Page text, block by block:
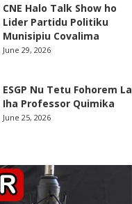
CNE Halo Talk Show ho
Lider Partidu Politiku
Munisipiu Covalima
June 29, 2026
ESGP Nu Tetu Fohorem La
Iha Professor Quimika
June 25, 2026